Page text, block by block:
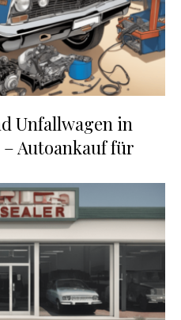
Unfallwagen in
Autoankauf für